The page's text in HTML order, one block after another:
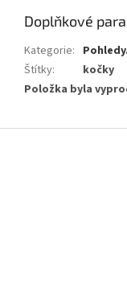
Doplňkové
Kategorie:
Štítky:
kočky
Položka byla